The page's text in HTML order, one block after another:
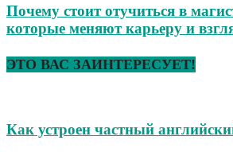
Почему стоит отучиться в
которые меняют карьеру и
ЭТО ВАС ЗАИНТЕРЕСУЕТ!
Как устроен частный